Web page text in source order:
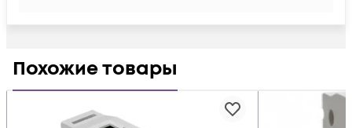
Похожие товары